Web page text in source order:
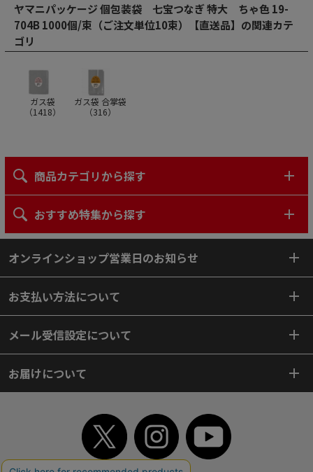
ヤマニパッケージ 個包装袋 七宝つなぎ 特大 ちゃ色 19-
704B 1000個/束（ご注文単位10束）【直送品】の関連カテ
ゴリ
ガス袋
（1418）
ガス袋 合掌袋
（316）
商品カテゴリから探す
おすすめ特集から探す
オンラインショップ営業日のお知らせ
お支払い方法について
メール受信設定について
お届けについて